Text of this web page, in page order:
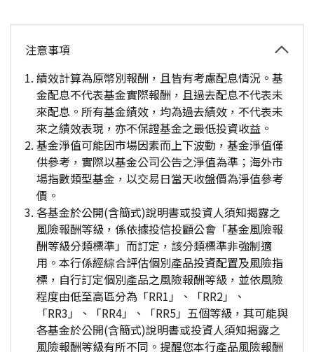
注意事項
績效計算為原幣別報酬，且皆有考慮配息情況。基
金配息不代表基金實際報酬，且過去配息不代表未
來配息。所有基金績效，均為過去績效，不代表未
來之績效表現，亦不保證基金之最低投資收益。
基金淨值可能因市場因素而上下波動，基金淨值僅
供參考，實際以基金公司公告之淨值為準；海外市
場指數類型基金，以交易日當天收盤價為淨值參考
價。
各基金於公開(含簡式)說明書或投資人須知揭露之
風險報酬等級，係依據投信投顧公會「基金風險報
酬等級分類標準」而訂定，該分類標準非強制適
用。本行係經綜合評估個別產品投資配置及風險指
標，自行訂定個別產品之風險報酬等級，並依風險
程度由低至高區分為「RR1」、「RR2」、
「RR3」、「RR4」、「RR5」五個等級，其可能與
各基金於公開(含簡式)說明書或投資人須知揭露之
風險報酬等級有所不同。提醒您本行產品風險報酬